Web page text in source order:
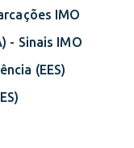
IMO
- Sinais IMO
(EES)